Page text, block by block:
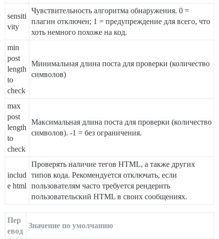
sensiti
vity
Чувствительность алгоритма обнаружения. 0 =
плагин отключен; 1 = предупреждение для всего, что
хоть немного похоже на код.
min
post
length
to
check
Минимальная длина поста для проверки (количество
символов)
max
post
length
to
check
Максимальная длина поста для проверки (количество
символов). -1 = без ограничения.
includ
e html
Проверять наличие тегов HTML, а также других
типов кода. Рекомендуется отключать, если
пользователям часто требуется рендерить
пользовательский HTML в своих сообщениях.
Пер
евод
Значение по умолчанию